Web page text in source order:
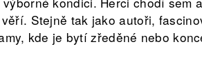
Stejně tak jako autoři,
kde je bytí zředěné nebo